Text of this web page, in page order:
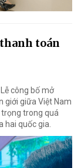
toán
công bố mở
giới giữa Việt Nam
trong quá
quốc gia.